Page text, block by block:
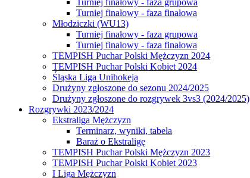
Turniej finałowy - faza finałowa
Młodziczki (WU13)
Turniej finałowy - faza grupowa
Turniej finałowy - faza finałowa
TEMPISH Puchar Polski Mężczyzn 2024
TEMPISH Puchar Polski Kobiet 2024
Śląska Liga Unihokeja
Drużyny zgłoszone do sezonu 2024/2025
Drużyny zgłoszone do rozgrywek 3vs3 (2024/2025)
Rozgrywki 2023/2024
Ekstraliga Mężczyzn
Terminarz, wyniki, tabela
Baraż o Ekstraligę
TEMPISH Puchar Polski Mężczyzn 2023
TEMPISH Puchar Polski Kobiet 2023
I Liga Mężczyzn